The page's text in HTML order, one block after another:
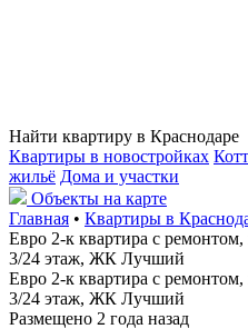
Найти квартиру в Краснодаре
Квартиры в новостройках
жильё Дома и участки
Объекты на карте
Главная • Квартиры в
Евро 2-к квартира с
3/24 этаж, ЖК Лучший
Евро 2-к квартира с
3/24 этаж, ЖК Лучший
Размещено 2 года назад